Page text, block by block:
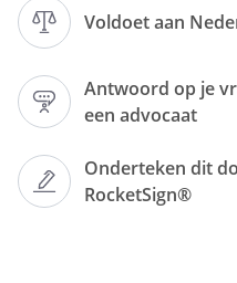
Voldoet aan
Antwoord op je
een advocaat
Onderteken dit
RocketSign®
kraan/douche
onnodig aan laat,
doet)
niet ongevraagd